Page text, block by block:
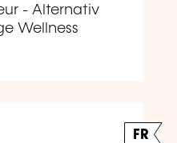
- Alternativ
Wellness
FR